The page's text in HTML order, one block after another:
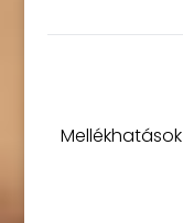
Mellékhatások